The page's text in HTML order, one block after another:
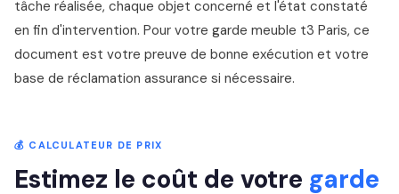
tâche réalisée, chaque objet concerné et l'état constaté
en fin d'intervention. Pour votre garde meuble t3 Paris, ce
document est votre preuve de bonne exécution et votre
base de réclamation assurance si nécessaire.
💰 CALCULATEUR DE PRIX
Estimez le coût de votre garde